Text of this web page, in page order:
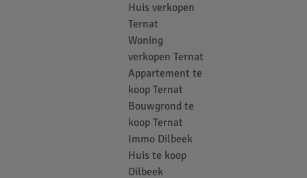
Huis verkopen
Ternat
Woning
verkopen Ternat
Appartement te
koop Ternat
Bouwgrond te
koop Ternat
Immo Dilbeek
Huis te koop
Dilbeek